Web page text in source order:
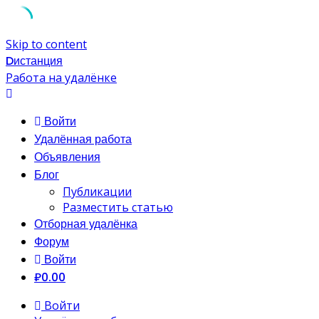
Skip to content
Dистанция
Работа на удалёнке
Войти
Удалённая работа
Объявления
Блог
Публикации
Разместить статью
Отборная удалёнка
Форум
Войти
₽0.00
Войти